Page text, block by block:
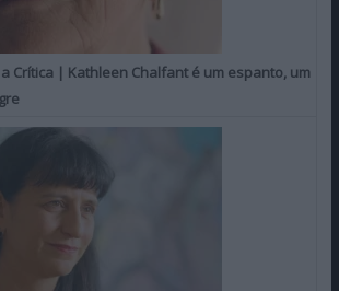
Crítica | Kathleen Chalfant é um espanto, um